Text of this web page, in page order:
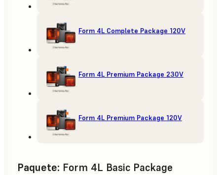
Form 4L Complete Package 120V
Form 4L Premium Package 230V
Form 4L Premium Package 120V
Paquete: Form 4L Basic Package